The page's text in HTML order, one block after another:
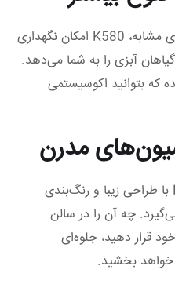
با ظرفیت بیشتر نسبت به مدل‌های مشابه، K580 امکان نگهداری
آبزی را به شما می‌دهد.
که بتوانید اکوسیستمی
مدرن
پایه‌ی همراه آکواریوم دلسا K580 با طراحی زیبا و رنگ‌بندی
چه آن را در سالن
قرار دهید، جلوه‌ای
بخشید.